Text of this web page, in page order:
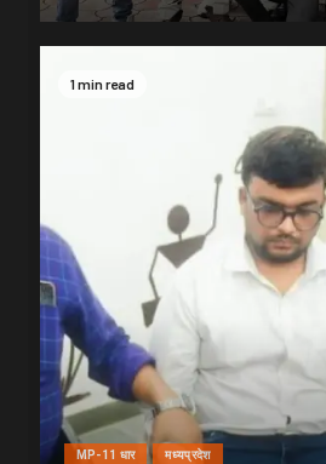
1 min read
MP-11 धार मध्यप्रदेश